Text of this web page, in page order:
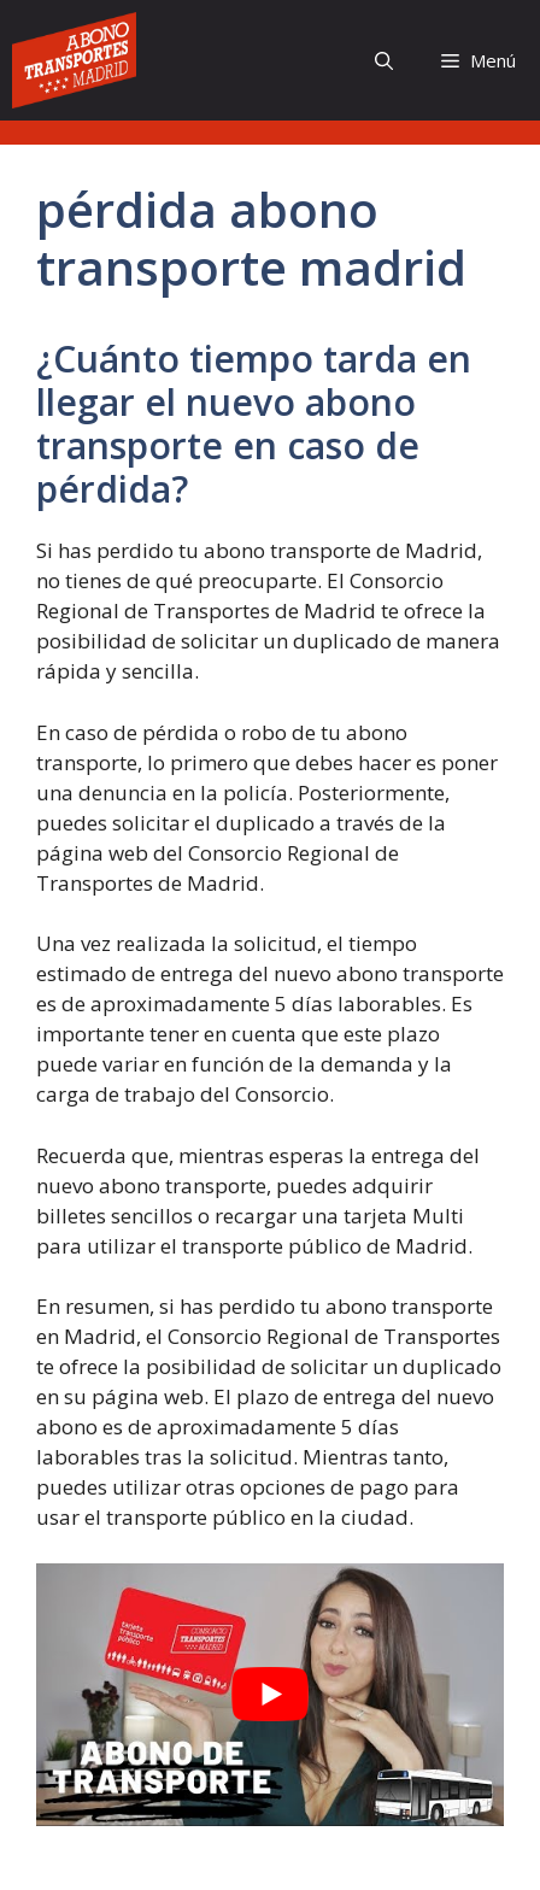
al
contenido
Menú
pérdida abono
transporte madrid
¿Cuánto tiempo tarda en
llegar el nuevo abono
transporte en caso de
pérdida?
Si has perdido tu abono transporte de Madrid,
no tienes de qué preocuparte. El Consorcio
Regional de Transportes de Madrid te ofrece la
posibilidad de solicitar un duplicado de manera
rápida y sencilla.
En caso de pérdida o robo de tu abono
transporte, lo primero que debes hacer es poner
una denuncia en la policía. Posteriormente,
puedes solicitar el duplicado a través de la
página web del Consorcio Regional de
Transportes de Madrid.
Una vez realizada la solicitud, el tiempo
estimado de entrega del nuevo abono transporte
es de aproximadamente 5 días laborables. Es
importante tener en cuenta que este plazo
puede variar en función de la demanda y la
carga de trabajo del Consorcio.
Recuerda que, mientras esperas la entrega del
nuevo abono transporte, puedes adquirir
billetes sencillos o recargar una tarjeta Multi
para utilizar el transporte público de Madrid.
En resumen, si has perdido tu abono transporte
en Madrid, el Consorcio Regional de Transportes
te ofrece la posibilidad de solicitar un duplicado
en su página web. El plazo de entrega del nuevo
abono es de aproximadamente 5 días
laborables tras la solicitud. Mientras tanto,
puedes utilizar otras opciones de pago para
usar el transporte público en la ciudad.